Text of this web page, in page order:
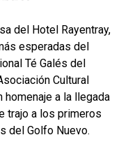
del Hotel Rayentray,
esperadas del
Té Galés del
Cultural
a la llegada
trajo a los primeros
del Golfo Nuevo.